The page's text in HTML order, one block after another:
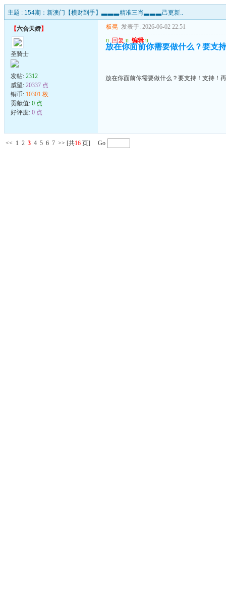
主题 : 154期：新澳门【横财到手】▃▃▃精准三肖▃▃▃己更新..
【六合天娇】
圣骑士
发帖: 2312
威望: 20337 点
铜币: 10301 枚
贡献值: 0 点
好评度: 0 点
板凳 发表于: 2026-06-02 22:51
u 回复 u 编辑 u
放在你面前你需要做什么？要支
放在你面前你需要做什么？要支持！支持！
<< 1 2 3 4 5 6 7 >> [共16 页] Go